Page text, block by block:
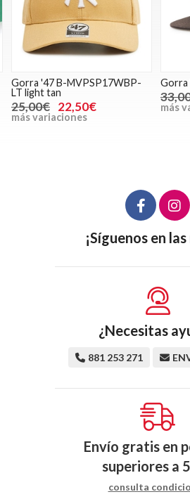
Gorra '47 B-SRS21WBP-BWB
33,00€ 29,70€
más variaciones
¡Síguenos en
¿Necesitas
881 253 271
Envío gratis en
superiores a
consulta